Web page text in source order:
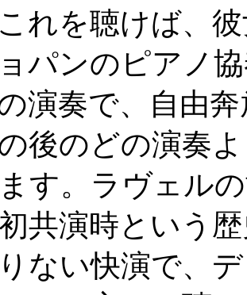
れを聴けば、
パンのピアノ
演奏で、自由
後のどの演奏
す。ラヴェル
共演時という
ない快演で、